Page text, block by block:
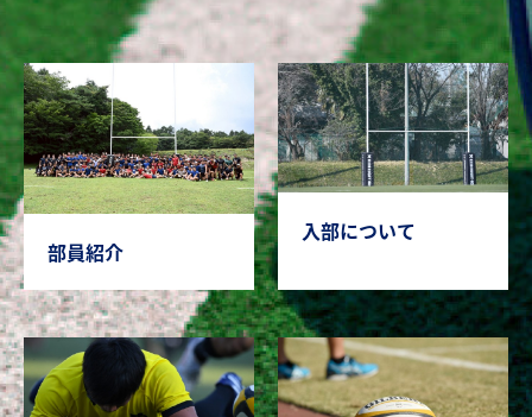
部員紹介
入部について